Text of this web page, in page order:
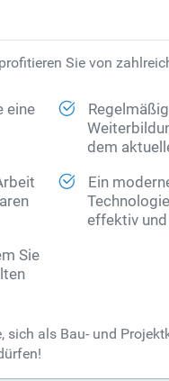
Sie von
eine
dem
Ein
effektiv
Sie
sich als Bau- und